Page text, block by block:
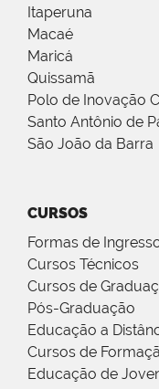
Itaperuna
Macaé
Maricá
Quissamã
Polo de Inovação
Santo Antônio de
São João da Barra
CURSOS
Formas de
Cursos Técnicos
Cursos de
Pós-Graduação
Educação a
Cursos de
Educação de